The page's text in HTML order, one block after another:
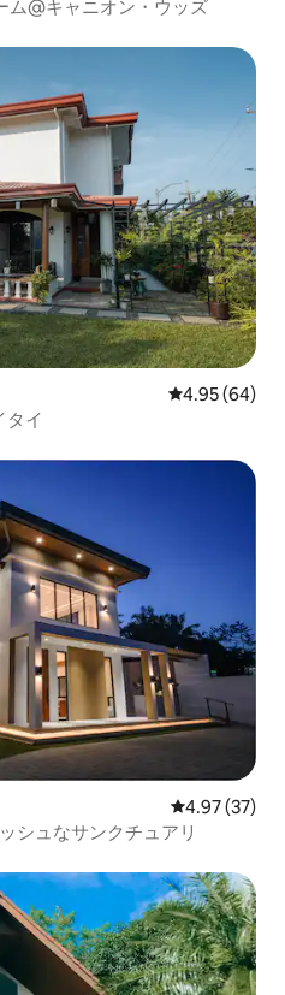
ム@キャニオン・ウッズ
レビュー64
4.95 (64)
タイ
。
レビュー37
4.97 (37)
シュなサンクチュアリ